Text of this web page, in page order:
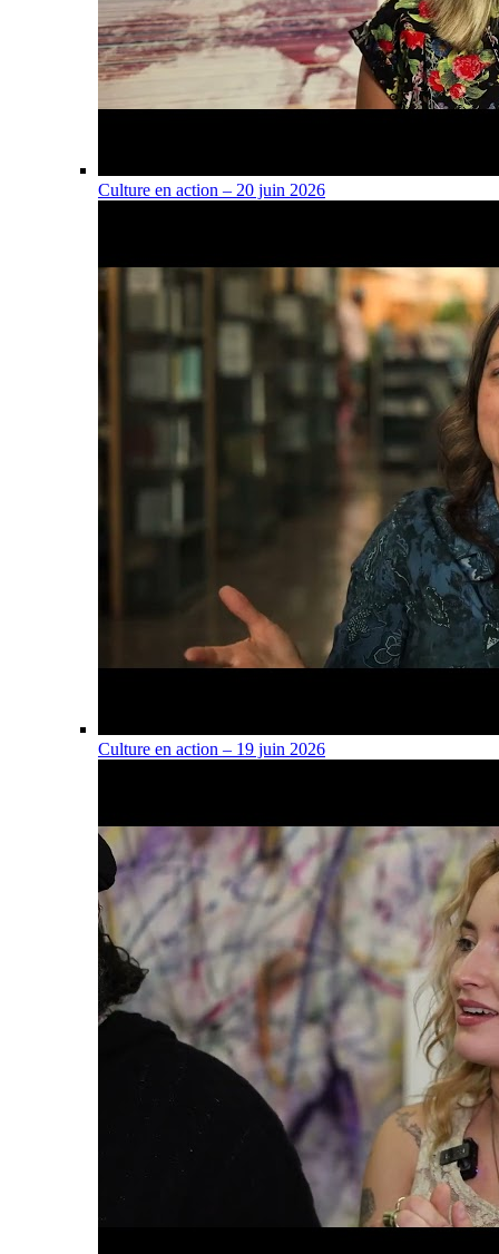
Culture en action – 20 juin 2026
Culture en action – 19 juin 2026